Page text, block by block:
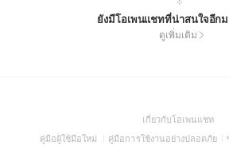
ยังมีโอเพนแชทที่น่าสนใจอีก
ดูเพิ่มเติม
เกี่ยวกับโอเพนแชท
in
คู่มือผู้ใช้มือใหม่
(Open
คู่มือการใช้งานอย่างปลอดภัย